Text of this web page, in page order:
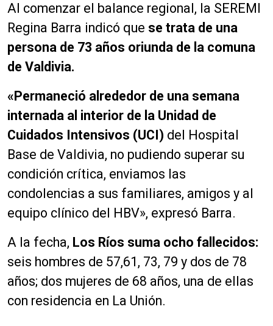
Al comenzar el balance regional, la SEREMI
Regina Barra indicó que se trata de una
persona de 73 años oriunda de la comuna
de Valdivia.
«Permaneció alrededor de una semana
internada al interior de la Unidad de
Cuidados Intensivos (UCI) del Hospital
Base de Valdivia, no pudiendo superar su
condición crítica, enviamos las
condolencias a sus familiares, amigos y al
equipo clínico del HBV», expresó Barra.
A la fecha, Los Ríos suma ocho fallecidos:
seis hombres de 57,61, 73, 79 y dos de 78
años; dos mujeres de 68 años, una de ellas
con residencia en La Unión.